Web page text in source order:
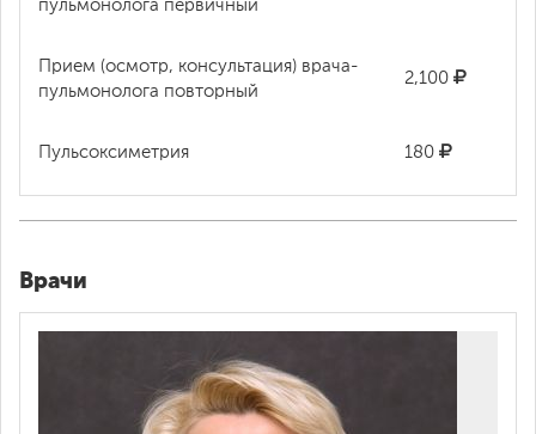
пульмонолога первичный
Прием (осмотр, консультация) врача-
пульмонолога повторный
2,100
Пульсоксиметрия 180
Врачи